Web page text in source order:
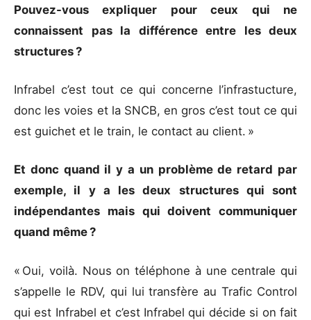
Pouvez-vous expliquer pour ceux qui ne
connaissent pas la différence entre les deux
structures ?
Infrabel c’est tout ce qui concerne l’infrastucture,
donc les voies et la SNCB, en gros c’est tout ce qui
est guichet et le train, le contact au client. »
Et donc quand il y a un problème de retard par
exemple, il y a les deux structures qui sont
indépendantes mais qui doivent communiquer
quand même ?
« Oui, voilà. Nous on téléphone à une centrale qui
s’appelle le RDV, qui lui transfère au Trafic Control
qui est Infrabel et c’est Infrabel qui décide si on fait